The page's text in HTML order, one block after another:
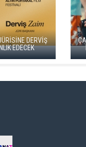
ALTIN KOZA'NIN
FERZAN